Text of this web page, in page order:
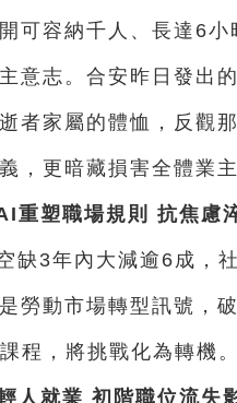
可容納千人、長達6
意志。合安昨日發出
者家屬的體恤，反觀
，更暗藏損害全體業主
重塑職場規則 抗焦慮
缺3年內大減逾6成，
勞動市場轉型訊號，
程，將挑戰化為轉機。
人就業 初階職位流失